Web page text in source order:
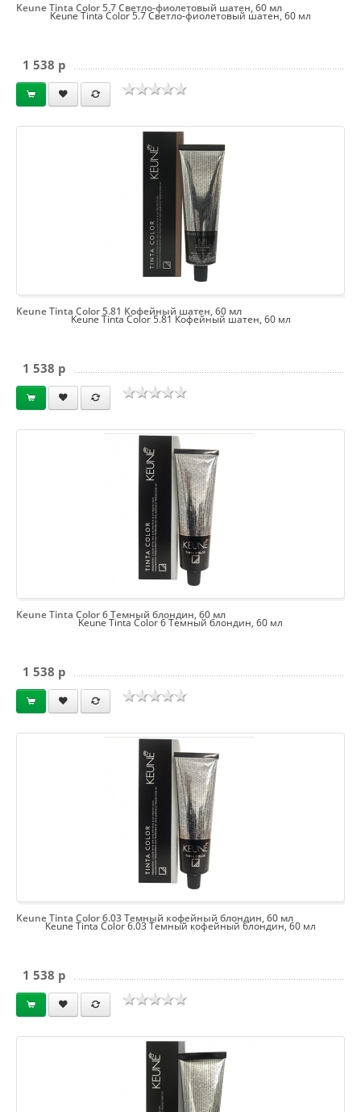
Keune Tinta Color 5.7 Светло-фиолетовый шатен, 60 мл
Keune Tinta Color 5.7 Светло-фиолетовый шатен, 60 мл
1 538 p
Keune Tinta Color 5.81 Кофейный шатен, 60 мл
Keune Tinta Color 5.81 Кофейный шатен, 60 мл
1 538 p
Keune Tinta Color 6 Темный блондин, 60 мл
Keune Tinta Color 6 Темный блондин, 60 мл
1 538 p
Keune Tinta Color 6.03 Темный кофейный блондин, 60 мл
Keune Tinta Color 6.03 Темный кофейный блондин, 60 мл
1 538 p